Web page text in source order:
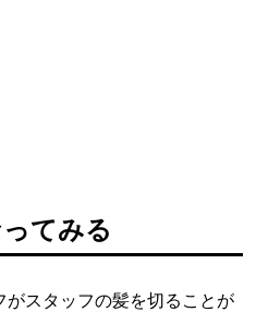
てみる
スタッフの髪を切ることが